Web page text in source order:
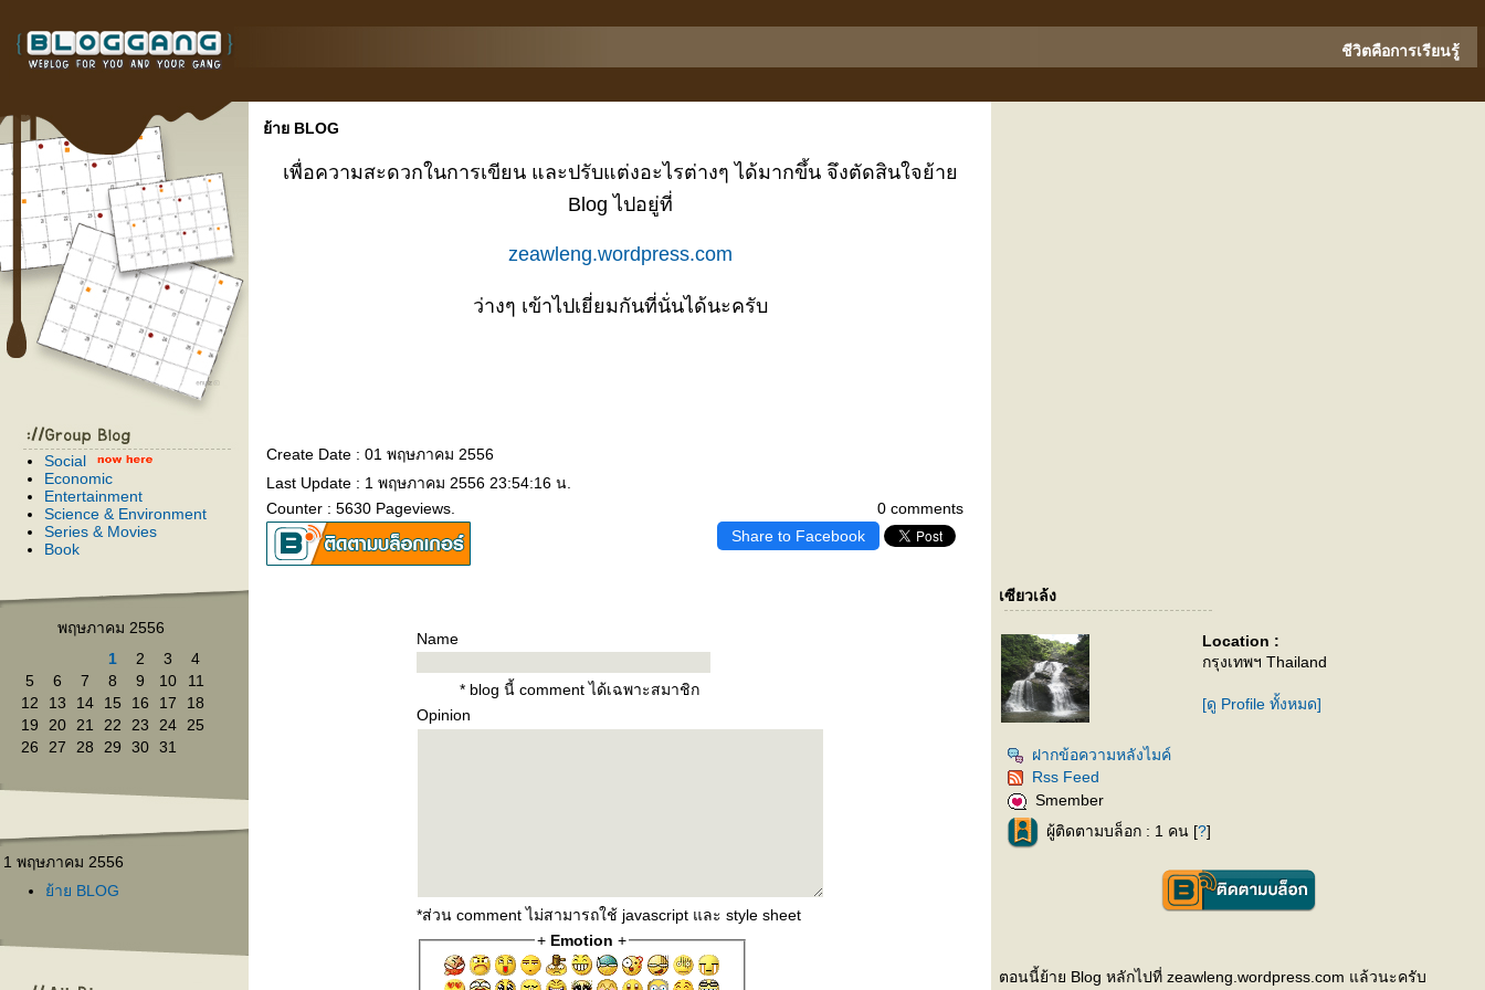
ชีวิตคือการเรียนรู้
Social
Economic
Entertainment
Science & Environment
Series & Movies
Book
พฤษภาคม 2556
1
2 3
4
5
6 7 8 9 10
11
12
13 14 15 16 17
18
19
20 21 22 23 24
25
26
27 28 29 30 31
1 พฤษภาคม 2556
้าย BLOG
้าย BLOG
เพื่อความสะดวกในการเขียน และปรับแต่งอะไรต่างๆ ได้มากขึ้น จึงตัดสินใจย้า
Blog ไปอยู่ที่
zeawleng.wordpress.com
ว่างๆ เข้าไปเยี่ยมกันที่นั่นได้นะครับ
Create Date : 01 พฤษภาคม 2556
0 comments
Last Update : 1 พฤษภาคม 2556 23:54:16 น.
Counter : 5630 Pageviews.
Share to Facebook
Name
* blog นี้ comment ได้เฉพาะสมาชิก
Opinion
*ส่วน comment ไม่สามารถใช้ javascript และ style sheet
+ Emotion +
เซียวเล้ง
Location :
กรุงเทพฯ Thailand
[ดู Profile ทั้งหมด]
ฝากข้อความหลังไมค์
Rss Feed
Smember
ผู้ติดตามบล็อก : 1 คน [?]
ตอนนี้ย้าย Blog หลักไปที่ zeawleng.wordpress.com แล้วนะครับ